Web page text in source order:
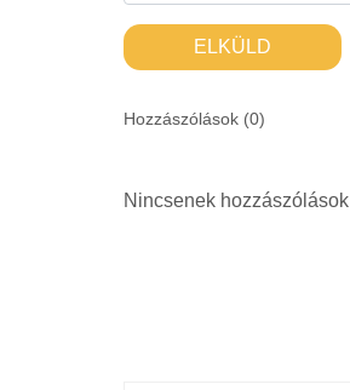
ELKÜLD
Hozzászólások (0)
Nincsenek hozzászólások